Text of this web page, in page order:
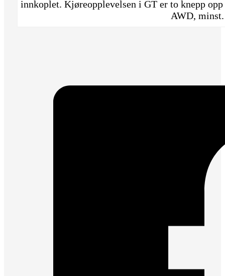
innkoplet. Kjøreopplevelsen i GT er to knepp
AWD, minst.